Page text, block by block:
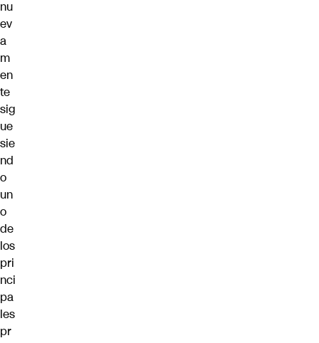
nu
ev
a
m
en
te
sig
ue
sie
nd
o
un
o
de
los
pri
nci
pa
les
pr